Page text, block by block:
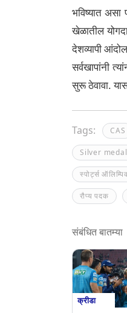
भविष्यात असा
खेळातील
देशव्यापी
सर्वखापांनी
सुरू ठेवावा.
Tags: CAS
Silver medal
स्पोर्ट्स
रौप्य पदक
संबंधित बातम्या
क्रीडा